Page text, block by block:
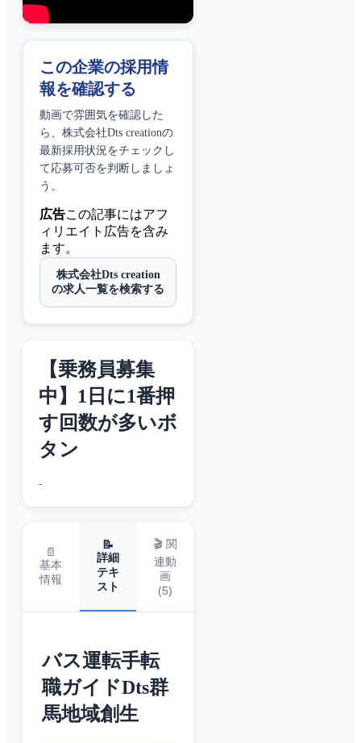
この企業の採用情
報を確認する
動画で雰囲気を確認した
ら、 株式会社Dts creationの
最新採用状況をチェックし
て応募可否を判断しましょ
う。
広告この記事にはアフ
ィリエイト広告を含み
ます。
株式会社Dts creation
の求人一覧を検索する
【乗務員募集
中】1日に1番押
す回数が多いボ
タン
-
📄
基本
情報
📝
詳細
テキ
スト
🎬 関
連動
画
(5)
バス運転手転
職ガイドDts群
馬地域創生